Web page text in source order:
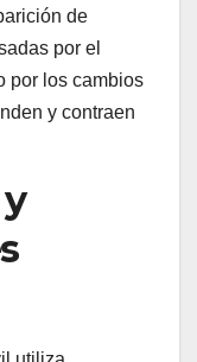
de
por el
por los cambios
y contraen